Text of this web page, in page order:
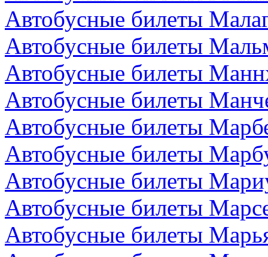
Автобусные билеты
Автобусные билеты
Автобусные билеты
Автобусные билеты
Автобусные билеты
Автобусные билеты
Автобусные билеты
Автобусные билеты
Автобусные билеты